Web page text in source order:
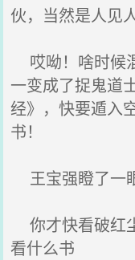
伙，当然是人见
哎呦！啥时候
一变成了捉鬼道
经》，快要遁入
书！
王宝强瞪了一
你才快看破红
看什么书